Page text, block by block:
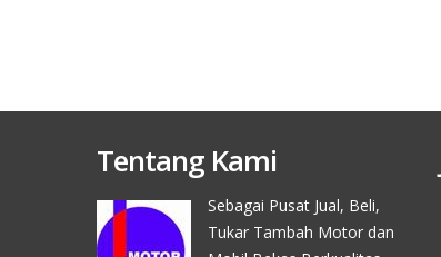
Tentang Kami
Sebagai Pusat Jual, Beli,
Tukar Tambah Motor dan